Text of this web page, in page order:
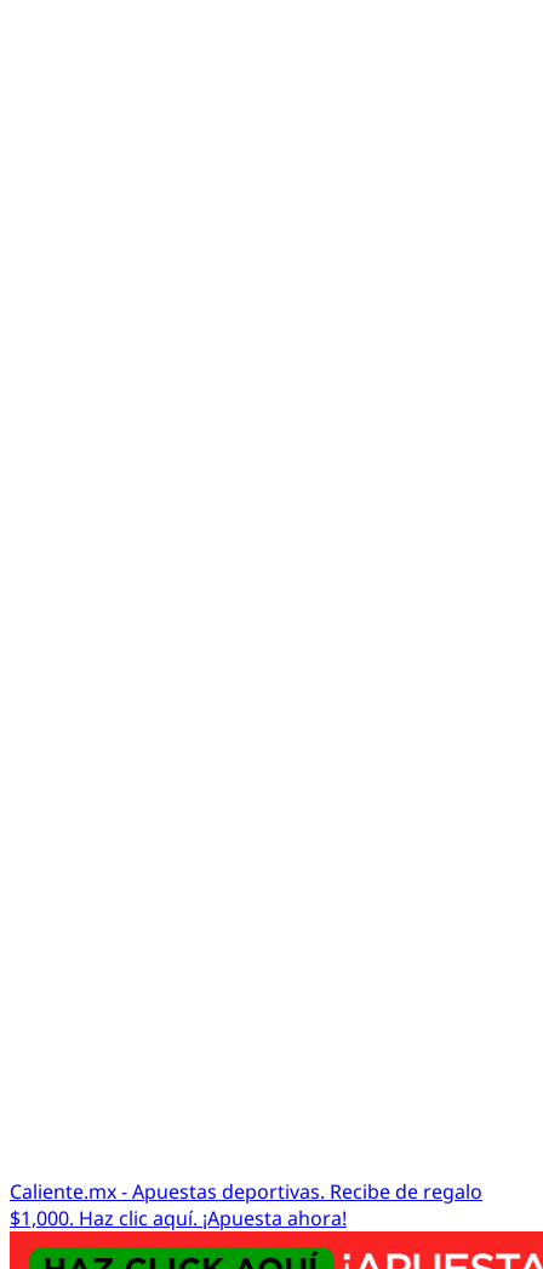
Caliente.mx - Apuestas deportivas. Recibe de regalo
$1,000. Haz clic aquí. ¡Apuesta ahora!